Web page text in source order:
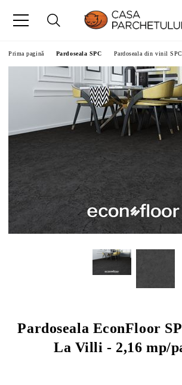
Prima pagină Pardoseala SPC Pardoseala din vinil SPC
Pardoseala EconFloor
La Villi - 2,16 mp/